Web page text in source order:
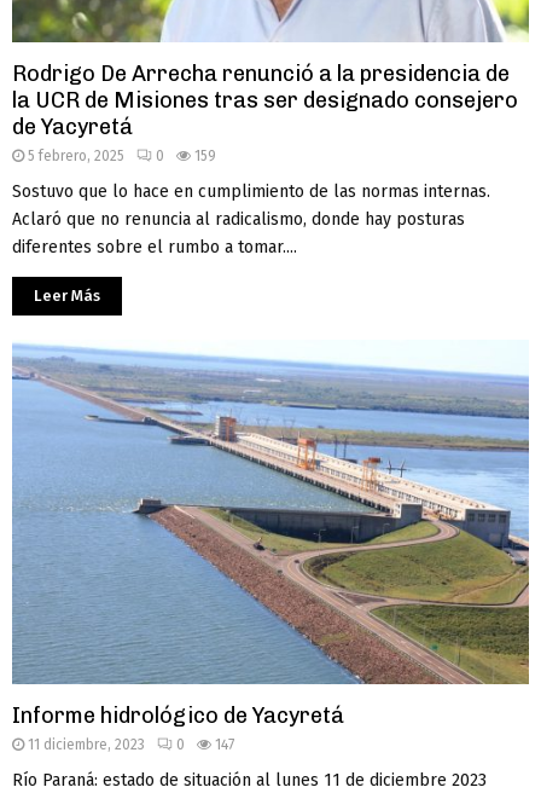
Rodrigo De Arrecha renunció a la presidencia de
la UCR de Misiones tras ser designado consejero
de Yacyretá
5 febrero, 2025 0 159
Sostuvo que lo hace en cumplimiento de las normas internas.
Aclaró que no renuncia al radicalismo, donde hay posturas
diferentes sobre el rumbo a tomar....
Leer Más
Informe hidrológico de Yacyretá
11 diciembre, 2023 0 147
Río Paraná: estado de situación al lunes 11 de diciembre 2023